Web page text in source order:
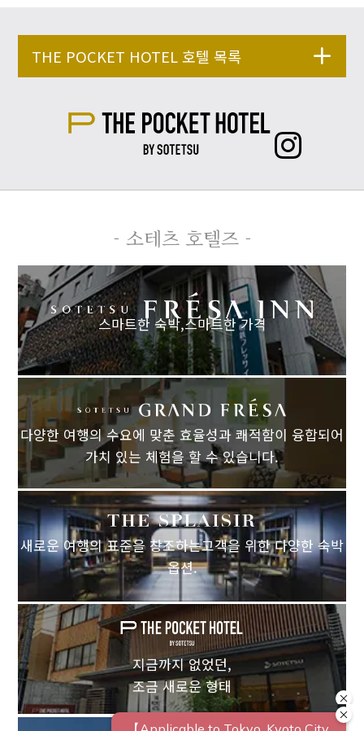
THE POCKET HOTEL 호텔 목록
- 소테츠 호텔즈 -
스마트한 숙박,스마트한 가격
다양한 여행의 수요에 맞춘 효율성과 쾌적함이 융합되어
가치 있는 체험을 할 수 있습니다.
새로운 여행의 표준을 창조하는고객을 위한 다양한 숙박
옵션.
지금까지 없었던,
조금 새로운 형태